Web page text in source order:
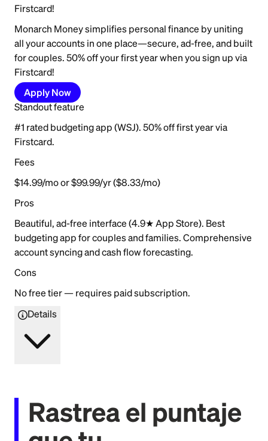
Firstcard!
Monarch Money simplifies personal finance by uniting
all your accounts in one place—secure, ad-free, and built
for couples. 50% off your first year when you sign up via
Firstcard!
Apply Now
Standout feature
#1 rated budgeting app (WSJ). 50% off first year via
Firstcard.
Fees
$14.99/mo or $99.99/yr ($8.33/mo)
Pros
Beautiful, ad-free interface (4.9★ App Store). Best
budgeting app for couples and families. Comprehensive
account syncing and cash flow forecasting.
Cons
No free tier — requires paid subscription.
Details
Rastrea el puntaje